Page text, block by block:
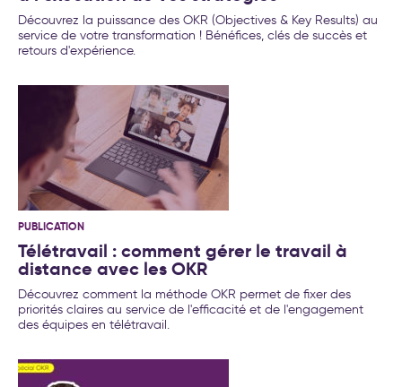
Découvrez la puissance des OKR (Objectives & Key Results) au
service de votre transformation ! Bénéfices, clés de succès et
retours d'expérience.
PUBLICATION
Télétravail : comment gérer le travail à
distance avec les OKR
Découvrez comment la méthode OKR permet de fixer des
priorités claires au service de l'efficacité et de l'engagement
des équipes en télétravail.